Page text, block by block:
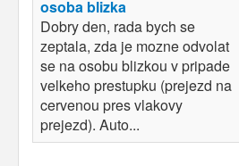
osoba blizka
Dobry den, rada bych se
zeptala, zda je mozne odvolat
se na osobu blizkou v pripade
velkeho prestupku (prejezd na
cervenou pres vlakovy
prejezd). Auto...